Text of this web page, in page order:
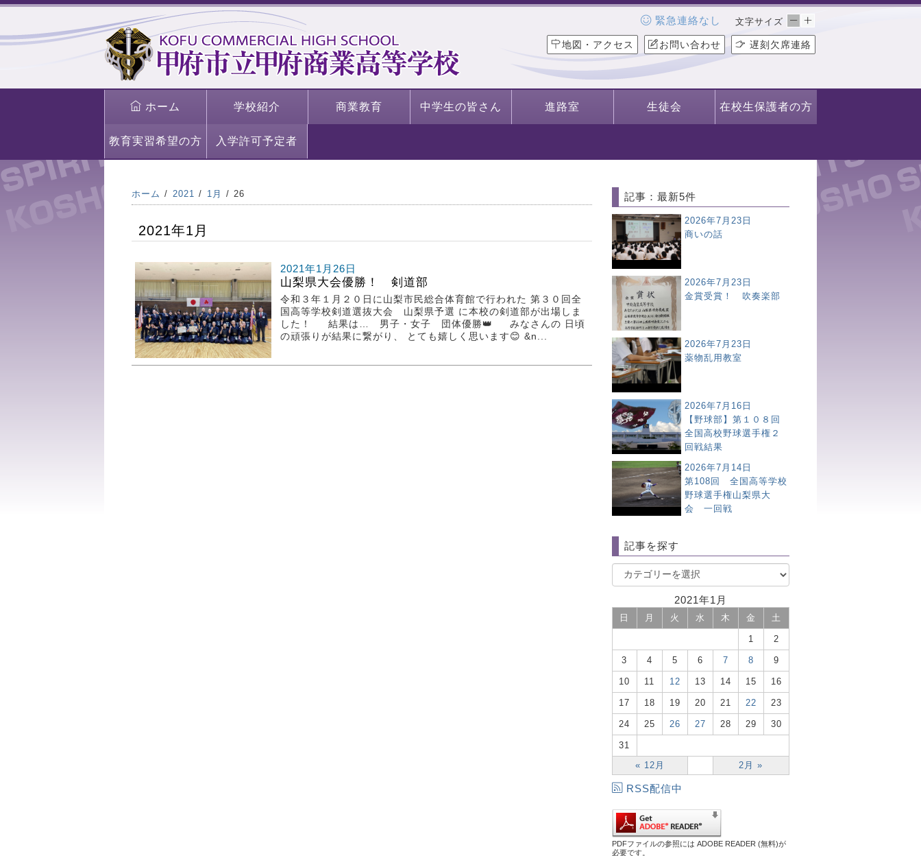
文字サイズ
地図・アクセス お問い合わせ 遅刻欠席連絡
緊急連絡なし
ホーム 学校紹介 商業教育 中学生の皆さん 進路室 生徒会 在校生保護者の方
教育実習希望の方 入学許可予定者
ホーム 2021 1月 26
2021年1月
2021年1月26日
山梨県大会優勝！ 剣道部
令和３年１月２０日に山梨市民総合体育館で行われた 第３０回全
国高等学校剣道選抜大会 山梨県予選 に本校の剣道部が出場しま
した！ 結果は… 男子・女子 団体優勝👑 みなさんの 日頃
の頑張りが結果に繋がり、 とても嬉しく思います😊 &n...
記事：最新5件
2026年7月23日
商いの話
2026年7月23日
金賞受賞！ 吹奏楽部
2026年7月23日
薬物乱用教室
2026年7月16日
【野球部】第１０８回
全国高校野球選手権２
回戦結果
2026年7月14日
第108回 全国高等学校
野球選手権山梨県大
会 一回戦
記事を探す
2021年1月
日 月 火 水 木 金 土
« 12月 2月 »
1 2
3 4 5 6 7 8 9
10 11 12 13 14 15 16
17 18 19 20 21 22 23
24 25 26 27 28 29 30
31
RSS配信中
PDFファイルの参照には ADOBE READER (無料)が
必要です。